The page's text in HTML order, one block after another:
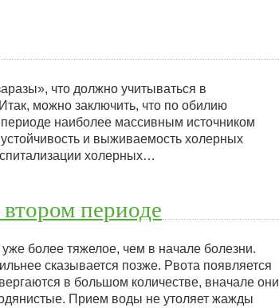
что должно учитываться в
можно заключить, что по обилию
наиболее массивным источником
и выживаемость холерных
холерных…
периоде
более тяжелое, чем в начале болезни.
сказывается позже. Рвота появляется
в большом количестве, вначале они
Прием воды не утоляет жажды